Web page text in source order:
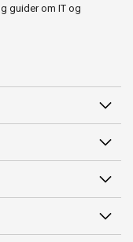
guider om IT og